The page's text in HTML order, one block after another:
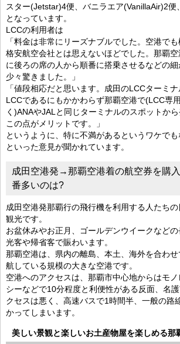
スター(Jetstar)4便、バニラエア(VanillaAir)2便
となっています。
LCCの利用者は
「料金は非常にリーズナブルでした。空港で
格安航空会社とは思えないほどでした。那覇
に後ろの席の人から順番に搭乗させるなどの細
少々驚きました。」
「値段相応だと思います。成田のLCCターミナ
LCCであるにもかかわらず那覇空港で(LCC専
く)ANAやJALと同じターミナルのスポットから
この点がメリットです。」
というように、特に不満があるというワケで
といった意見が聞かれています。
成田空港発→那覇空港着の航空券を購
番多いのは?
成田空港発那覇行の飛行機を利用する人たち
観光です。
お盆休みやお正月、ゴールデンウイークなど
光客や帰省客で賑わいます。
那覇空港は、県内の離島、本土、海外を合わ
航している規模の大きな空港です。
空港へのアクセスは、那覇市中心地からはモ
シーなどで10分程度と利便性がある反面、名
クセスは悪く、高速バスで1時間半、一般の路
かってしまいます。
美しい景観と楽しいお土産物屋を楽しめる那